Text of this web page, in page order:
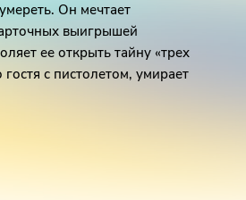
Он мечтает
выигрышей
ее открыть тайну «трех
с пистолетом, умирает
он задерживается. А все